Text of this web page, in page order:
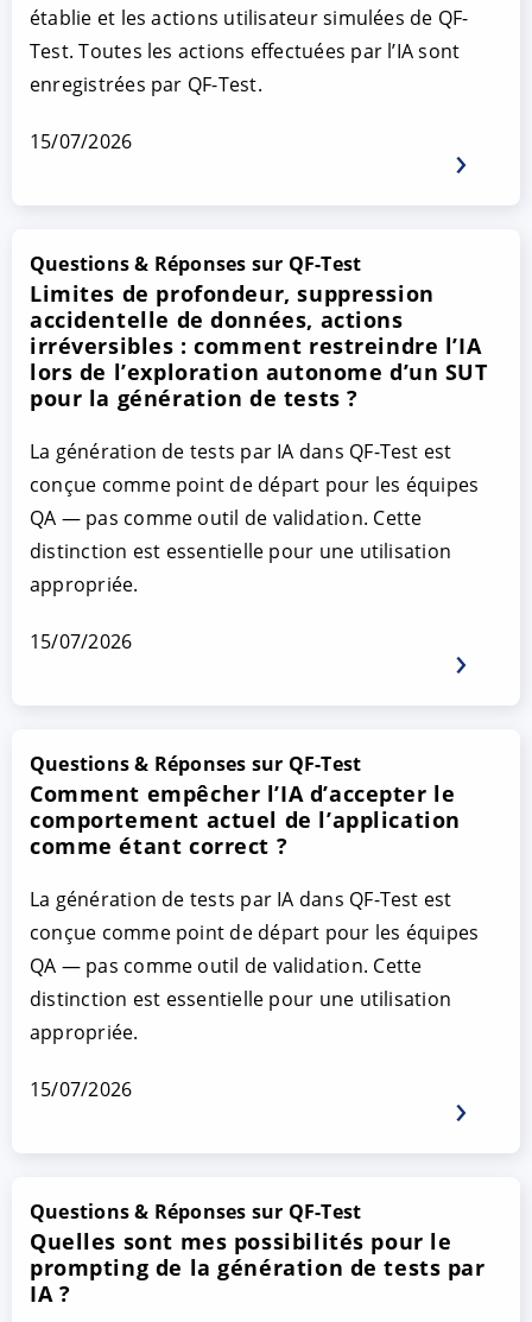
établie et les actions utilisateur simulées de QF-
Test. Toutes les actions effectuées par l’IA sont
enregistrées par QF-Test.
15/07/2026
Questions & Réponses sur QF-Test
Limites de profondeur, suppression
accidentelle de données, actions
irréversibles : comment restreindre l’IA
lors de l’exploration autonome d’un SUT
pour la génération de tests ?
La génération de tests par IA dans QF-Test est
conçue comme point de départ pour les équipes
QA — pas comme outil de validation. Cette
distinction est essentielle pour une utilisation
appropriée.
15/07/2026
Questions & Réponses sur QF-Test
Comment empêcher l’IA d’accepter le
comportement actuel de l’application
comme étant correct ?
La génération de tests par IA dans QF-Test est
conçue comme point de départ pour les équipes
QA — pas comme outil de validation. Cette
distinction est essentielle pour une utilisation
appropriée.
15/07/2026
Questions & Réponses sur QF-Test
Quelles sont mes possibilités pour le
prompting de la génération de tests par
IA ?